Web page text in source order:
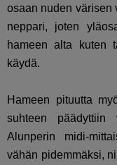
osaan nuden värisen
neppari, joten
hameen alta kuten
käydä.
Hameen pituutta
suhteen päädyttiin
Alunperin midi-
vähän pidemmäksi,